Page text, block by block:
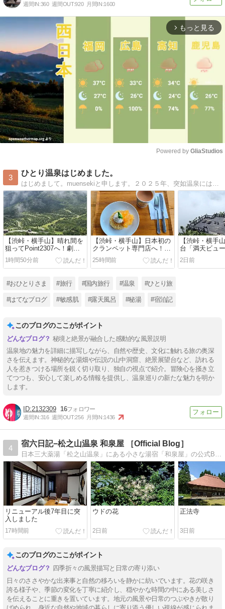
週間IN:360 週間OUT:920 月間IN:1600
arrow_forward_ios もっと見る
Powered by GliaStudios
3
ひとり温泉はじめました。
はじめまして。muensekiと申します。２０２５年、突如温泉にはまる。温泉へ行くには１人旅が気楽で好きです。秘湯へ行った思い出と道中のあれこれ。温泉と１人旅へ行きたくなる道しるべに。
【渋峠・横手山】晴れ間を
狙ってPoint2307へ！劇的
ビフォーアフターの爽快下
山｜万座温泉ひとり旅㊲
1時間50分前
【渋峠・横手山】日本初の
クランペット専門店へ！奇
跡の晴れ間とパリピなカモ
シカ｜万座温泉ひとり旅㊱
25時間前
【渋峠・横手
台「満天ビュ
らの景色は…
ーさんと雲上
ス｜万座温泉
2日前
#おひとりさま #旅行 #国内旅行 #温泉 #ひとり旅
#はてなブログ #敏感肌 #露天風呂 #秘湯 #宿泊記
このブログのここがポイント
秘境と絶景が融合した感動的な風景説明
温泉地の魅力を詳細に描写しながら、自然や歴史、文化に触れる旅の奥深
さを伝えます。神秘的な湯畑や伝説の山中洞窟、絶景展望台など、訪れる
人を惹きつける場所を鋭く切り取り、独自の視点で紹介。冒険心を掻き立
てつつも、安心して楽しめる情報を提供し、温泉巡りの新たな魅力を明か
します。
2132309 16
週間IN:316 週間OUT:256 月間IN:1436
4
宿六日記−松之山温泉 和泉屋 ［Official Blog］
リニューアル後7年目に突
入しました
17時間前
ウドの花
2日前
正法寺
3日前
このブログのここがポイント
四季折々の風景描写と日常の寄り添い
日々のささやかな出来事と自然の移ろいを静かに紡いでいます。花の咲き
誇る様子や、季節の変化を丁寧に紹介し、穏やかな時間の中にある美しさ
を伝えることに重きを置いています。地元の風景や日常のつぶやきが散り